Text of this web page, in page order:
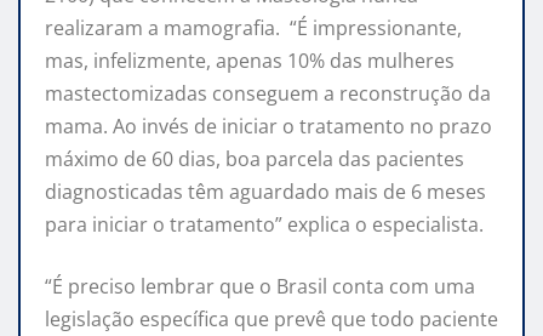
realizaram a mamografia. “É impressionante,
mas, infelizmente, apenas 10% das mulheres
mastectomizadas conseguem a reconstrução da
mama. Ao invés de iniciar o tratamento no prazo
máximo de 60 dias, boa parcela das pacientes
diagnosticadas têm aguardado mais de 6 meses
para iniciar o tratamento” explica o especialista.
“É preciso lembrar que o Brasil conta com uma
legislação específica que prevê que todo paciente